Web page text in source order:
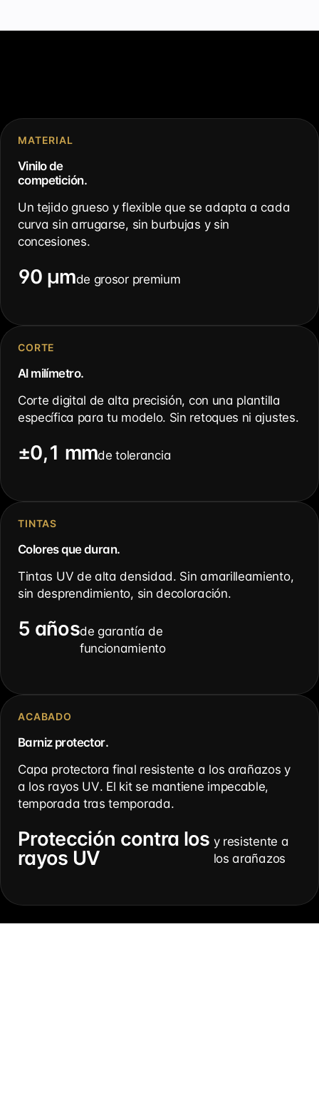
MATERIAL
Vinilo de
competición.
Un tejido grueso y flexible que se adapta a cada
curva sin arrugarse, sin burbujas y sin
concesiones.
90 µmde grosor premium
CORTE
Al milímetro.
Corte digital de alta precisión, con una plantilla
específica para tu modelo. Sin retoques ni ajustes.
±0,1 mmde tolerancia
TINTAS
Colores que duran.
Tintas UV de alta densidad. Sin amarilleamiento,
sin desprendimiento, sin decoloración.
5 añosde garantía de
funcionamiento
ACABADO
Barniz protector.
Capa protectora final resistente a los arañazos y
a los rayos UV. El kit se mantiene impecable,
temporada tras temporada.
Protección contra los
rayos UV
y resistente a
los arañazos